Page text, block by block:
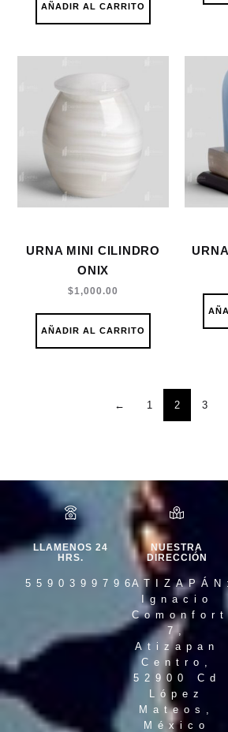
AÑADIR AL CARRITO
URNA MINI CILINDRO
ONIX
$1,000.00
AÑADIR AL CARRITO
← 1 2 3
LLAMENOS 24
HRS.
5590399796
NUESTRA
DIRECCIÓN
Ignacio
Comonfort
7,
Atizapan
Centro,
52900 Cd
López
Mateos,
México